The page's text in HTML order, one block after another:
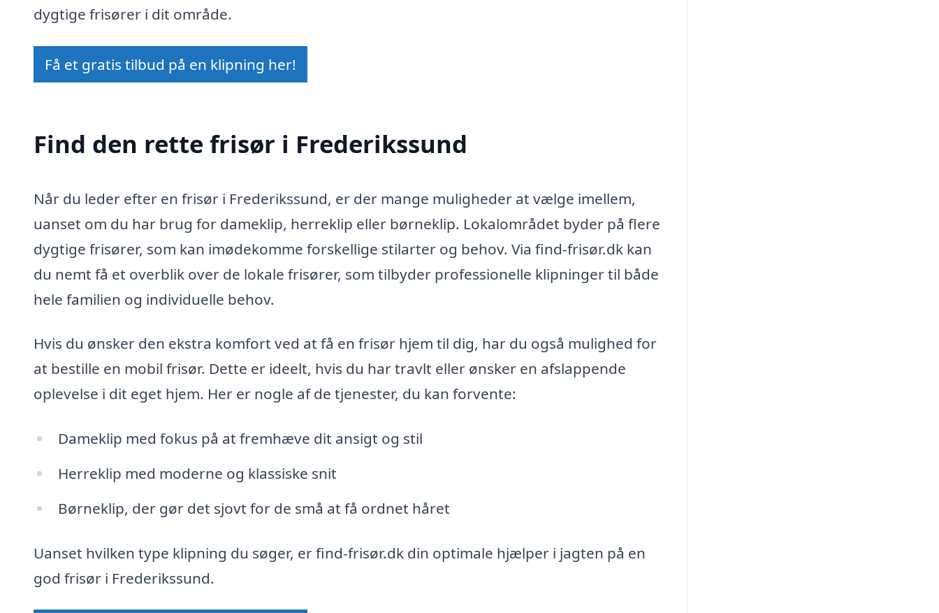
dygtige frisører i dit område.
Få et gratis tilbud på en klipning her!
Find den rette frisør i Frederikssund
Når du leder efter en frisør i Frederikssund, er der mange muligheder at vælge imellem,
uanset om du har brug for dameklip, herreklip eller børneklip. Lokalområdet byder på flere
dygtige frisører, som kan imødekomme forskellige stilarter og behov. Via find-frisør.dk kan
du nemt få et overblik over de lokale frisører, som tilbyder professionelle klipninger til både
hele familien og individuelle behov.
Hvis du ønsker den ekstra komfort ved at få en frisør hjem til dig, har du også mulighed for
at bestille en mobil frisør. Dette er ideelt, hvis du har travlt eller ønsker en afslappende
oplevelse i dit eget hjem. Her er nogle af de tjenester, du kan forvente:
Dameklip med fokus på at fremhæve dit ansigt og stil
Herreklip med moderne og klassiske snit
Børneklip, der gør det sjovt for de små at få ordnet håret
Uanset hvilken type klipning du søger, er find-frisør.dk din optimale hjælper i jagten på en
god frisør i Frederikssund.